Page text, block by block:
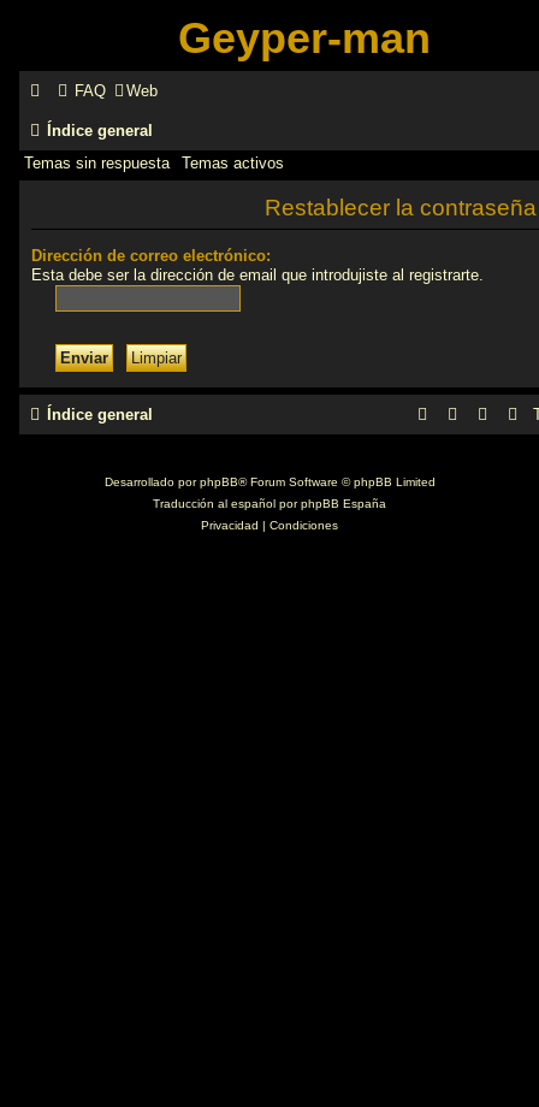
Geyper-man
FAQ Web
Índice general
Temas sin respuesta
Temas activos
Restablecer la contraseña
Dirección de correo electrónico:
Esta debe ser la dirección de email que introdujiste al registrarte.
Índice general
Desarrollado porphpBB® Forum Software © phpBB Limited
Traducción al español porphpBB España
Privacidad | Condiciones